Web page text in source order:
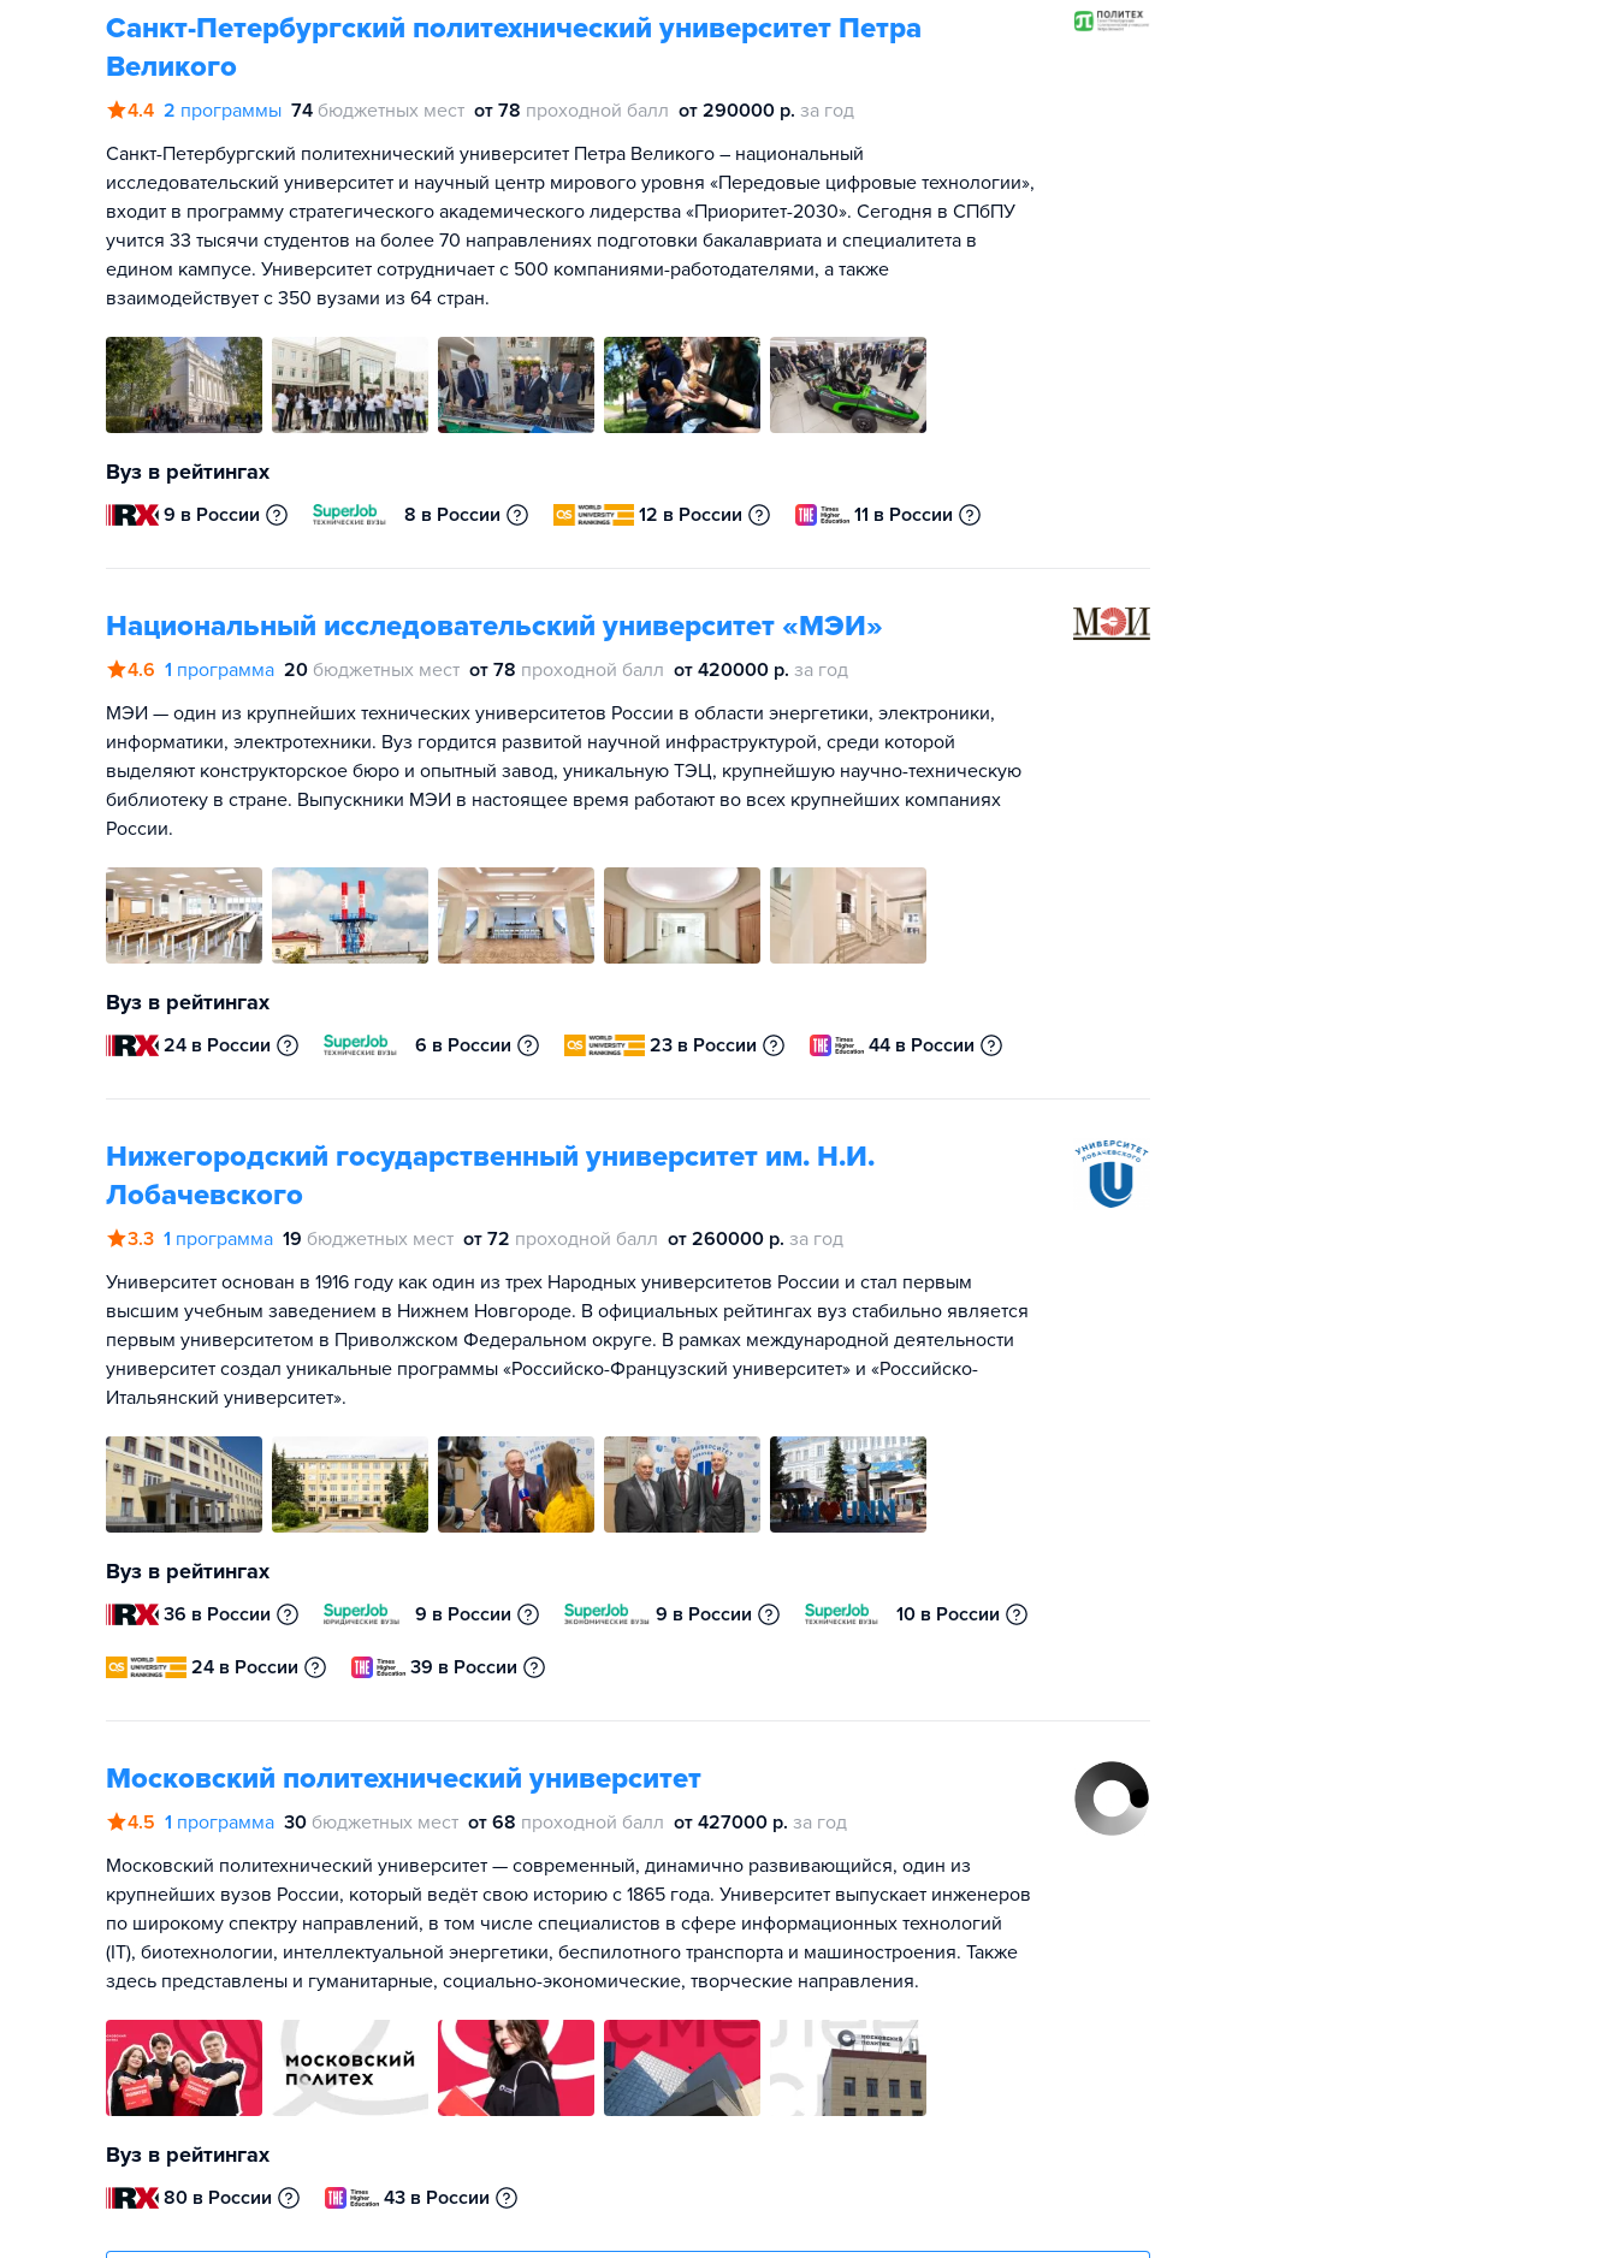
Санкт-Петербургский политехнический университет Петра
Великого
4.4 2 программы 74 бюджетных мест от 78 проходной балл от 290000 р. за год
Санкт-Петербургский политехнический университет Петра Великого – национальный
исследовательский университет и научный центр мирового уровня «Передовые цифровые технологии»,
входит в программу стратегического академического лидерства «Приоритет-2030». Сегодня в СПбПУ
учится 33 тысячи студентов на более 70 направлениях подготовки бакалавриата и специалитета в
едином кампусе. Университет сотрудничает с 500 компаниями-работодателями, а также
взаимодействует с 350 вузами из 64 стран.
Вуз в рейтингах
9 в России 8 в России 12 в России 11 в России
Национальный исследовательский университет «МЭИ»
4.6 1 программа 20 бюджетных мест от 78 проходной балл от 420000 р. за год
МЭИ — один из крупнейших технических университетов России в области энергетики, электроники,
информатики, электротехники. Вуз гордится развитой научной инфраструктурой, среди которой
выделяют конструкторское бюро и опытный завод, уникальную ТЭЦ, крупнейшую научно-техническую
библиотеку в стране. Выпускники МЭИ в настоящее время работают во всех крупнейших компаниях
России.
Вуз в рейтингах
24 в России 6 в России 23 в России 44 в России
Нижегородский государственный университет им. Н.И.
Лобачевского
3.3 1 программа 19 бюджетных мест от 72 проходной балл от 260000 р. за год
Университет основан в 1916 году как один из трех Народных университетов России и стал первым
высшим учебным заведением в Нижнем Новгороде. В официальных рейтингах вуз стабильно является
первым университетом в Приволжском Федеральном округе. В рамках международной деятельности
университет создал уникальные программы «Российско-Французский университет» и «Российско-
Итальянский университет».
Вуз в рейтингах
36 в России 9 в России 9 в России 10 в России
24 в России 39 в России
Московский политехнический университет
4.5 1 программа 30 бюджетных мест от 68 проходной балл от 427000 р. за год
Московский политехнический университет — современный, динамично развивающийся, один из
крупнейших вузов России, который ведёт свою историю с 1865 года. Университет выпускает инженеров
по широкому спектру направлений, в том числе специалистов в сфере информационных технологий
(IT), биотехнологии, интеллектуальной энергетики, беспилотного транспорта и машиностроения. Также
здесь представлены и гуманитарные, социально-экономические, творческие направления.
Вуз в рейтингах
80 в России 43 в России